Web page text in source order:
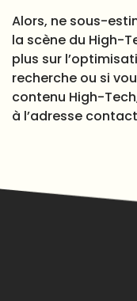
Alors, ne sous-
la scène du High-
plus sur
recherche ou si
contenu High-
à l’adresse